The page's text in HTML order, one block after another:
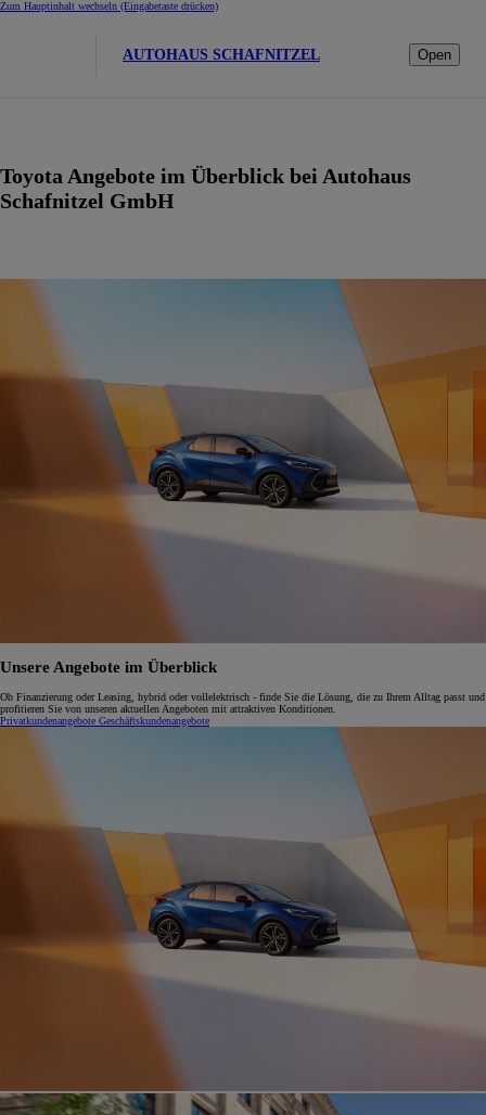
Zum Hauptinhalt wechseln (Eingabetaste drücken)
AUTOHAUS SCHAFNITZEL Open
Toyota Angebote im Überblick bei Autohaus
Schafnitzel GmbH
Unsere Angebote im Überblick
Ob Finanzierung oder Leasing, hybrid oder vollelektrisch - finde Sie die Lösung, die zu Ihrem Alltag passt und
profitieren Sie von unseren aktuellen Angeboten mit attraktiven Konditionen.
Privatkundenangebote Geschäftskundenangebote